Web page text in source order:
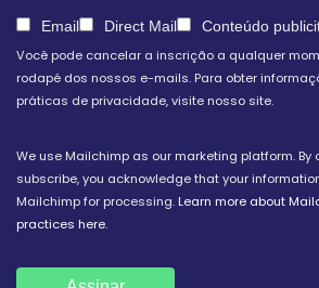
Email Direct Mail
Você pode cancelar a inscrição a qualquer
rodapé dos nossos e-mails. Para obter
práticas de privacidade, visite nosso site.
We use Mailchimp as our marketing platform. By
subscribe, you acknowledge that your
Mailchimp for processing.Learn more about
practices here.